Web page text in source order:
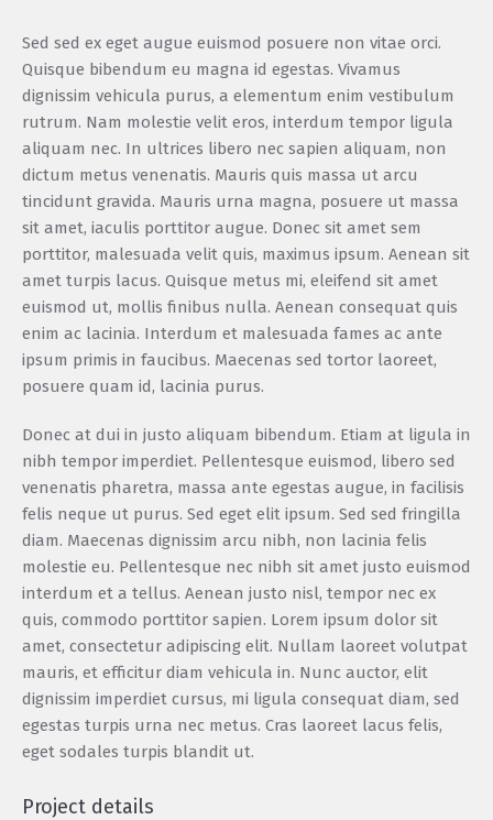
Sed sed ex eget augue euismod posuere non vitae orci.
Quisque bibendum eu magna id egestas. Vivamus
dignissim vehicula purus, a elementum enim vestibulum
rutrum. Nam molestie velit eros, interdum tempor ligula
aliquam nec. In ultrices libero nec sapien aliquam, non
dictum metus venenatis. Mauris quis massa ut arcu
tincidunt gravida. Mauris urna magna, posuere ut massa
sit amet, iaculis porttitor augue. Donec sit amet sem
porttitor, malesuada velit quis, maximus ipsum. Aenean sit
amet turpis lacus. Quisque metus mi, eleifend sit amet
euismod ut, mollis finibus nulla. Aenean consequat quis
enim ac lacinia. Interdum et malesuada fames ac ante
ipsum primis in faucibus. Maecenas sed tortor laoreet,
posuere quam id, lacinia purus.
Donec at dui in justo aliquam bibendum. Etiam at ligula in
nibh tempor imperdiet. Pellentesque euismod, libero sed
venenatis pharetra, massa ante egestas augue, in facilisis
felis neque ut purus. Sed eget elit ipsum. Sed sed fringilla
diam. Maecenas dignissim arcu nibh, non lacinia felis
molestie eu. Pellentesque nec nibh sit amet justo euismod
interdum et a tellus. Aenean justo nisl, tempor nec ex
quis, commodo porttitor sapien. Lorem ipsum dolor sit
amet, consectetur adipiscing elit. Nullam laoreet volutpat
mauris, et efficitur diam vehicula in. Nunc auctor, elit
dignissim imperdiet cursus, mi ligula consequat diam, sed
egestas turpis urna nec metus. Cras laoreet lacus felis,
eget sodales turpis blandit ut.
Project details